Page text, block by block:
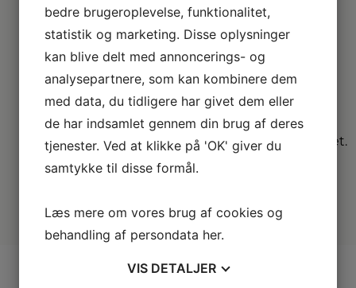
Vi
dækker hele
DK
Vælg mellem mange
forskellige
forhandlere i hele landet.
bedre brugeroplevelse, funktionalitet,
statistik og marketing. Disse oplysninger
kan blive delt med annoncerings- og
analysepartnere, som kan kombinere dem
med data, du tidligere har givet dem eller
de har indsamlet gennem din brug af deres
tjenester. Ved at klikke på 'OK' giver du
samtykke til disse formål.
Læs mere om vores brug af cookies og
behandling af persondata her.
VIS DETALJER